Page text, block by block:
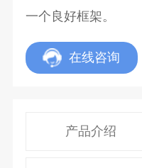
一个良好框架。
在线咨询
产品介绍